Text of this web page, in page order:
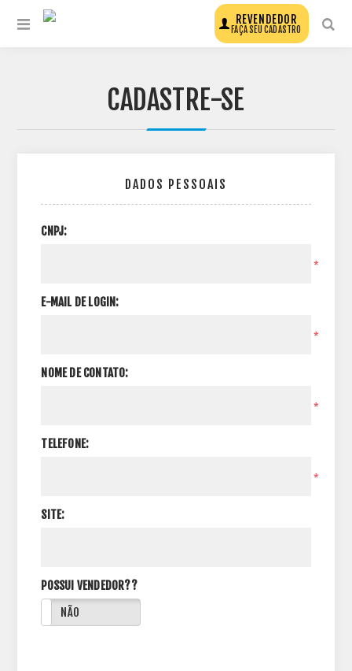
REVENDEDOR
FAÇA SEU CADASTRO
CADASTRE-SE
DADOS PESSOAIS
CNPJ:
*
E-MAIL DE LOGIN:
*
NOME DE CONTATO:
*
TELEFONE:
*
SITE:
POSSUI VENDEDOR??
NÃO